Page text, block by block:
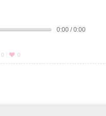
0:00 / 0:00
0 0